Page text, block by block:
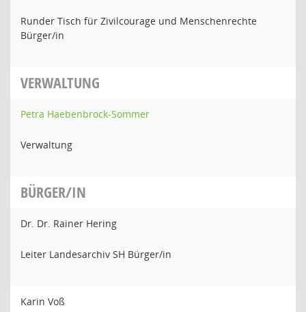
Runder Tisch für Zivilcourage und Menschenrechte
Bürger/in
VERWALTUNG
Petra Haebenbrock-Sommer
Verwaltung
BÜRGER/IN
Dr. Dr. Rainer Hering
Leiter Landesarchiv SH Bürger/in
Karin Voß